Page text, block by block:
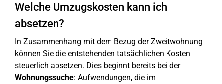
Welche Umzugskosten kann ich
absetzen?
In Zusammenhang mit dem Bezug der Zweitwohnung
können Sie die entstehenden tatsächlichen Kosten
steuerlich absetzen. Dies beginnt bereits bei der
Wohnungssuche: Aufwendungen, die im